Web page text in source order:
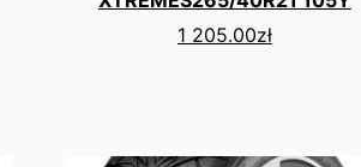
1 205.00zł